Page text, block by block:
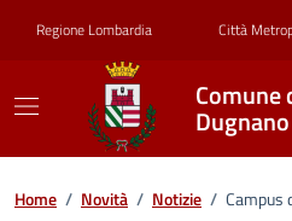
Regione Lombardia Città
Comune
Dugnano
Home / Novità / Notizie / Campus